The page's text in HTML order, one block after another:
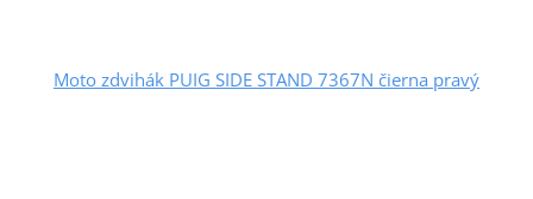
Moto zdvihák PUIG SIDE STAND 7367N čierna pravý